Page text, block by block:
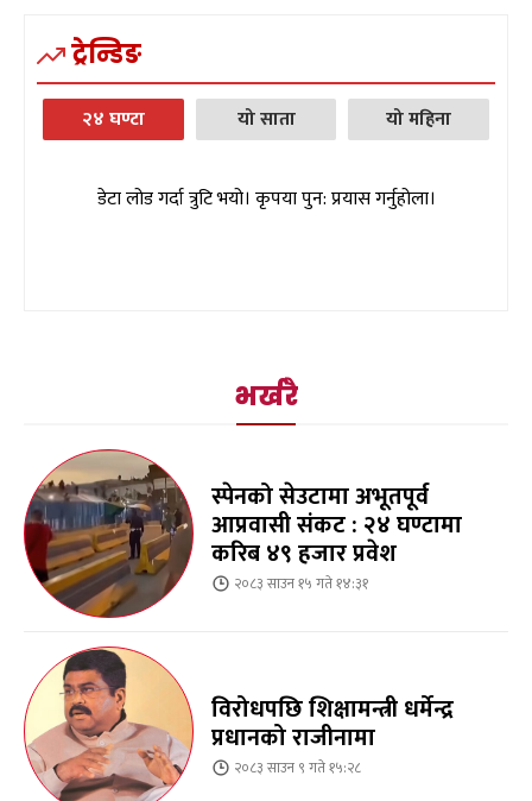
ट्रेन्डिङ
२४ घण्टा यो साता यो महिना
डेटा लोड गर्दा त्रुटि भयो। कृपया पुन: प्रयास गर्नुहोला।
भर्खरै
स्पेनको सेउटामा अभूतपूर्व
आप्रवासी संकट : २४ घण्टामा
करिब ४९ हजार प्रवेश
२०८३ साउन १५ गते १४:३१
विरोधपछि शिक्षामन्त्री धर्मेन्द्र
प्रधानको राजीनामा
२०८३ साउन ९ गते १५:२८